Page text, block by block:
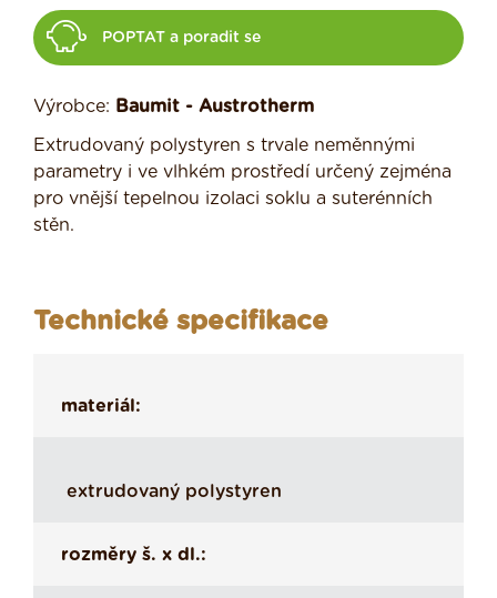
POPTAT a poradit se
Výrobce: Baumit - Austrotherm
Extrudovaný polystyren s trvale neměnnými
parametry i ve vlhkém prostředí určený zejména
pro vnější tepelnou izolaci soklu a suterénních
stěn.
Technické specifikace
materiál:
extrudovaný polystyren
rozměry š. x dl.: